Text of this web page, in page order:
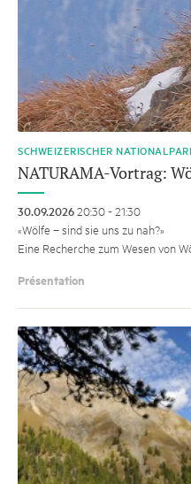
SCHWEIZERISCHER
NATURAMA-Vortrag:
30.09.202620:30 - 21:30
«Wölfe – sind sie uns zu nah?»
Eine Recherche zum Wesen von
Présentation